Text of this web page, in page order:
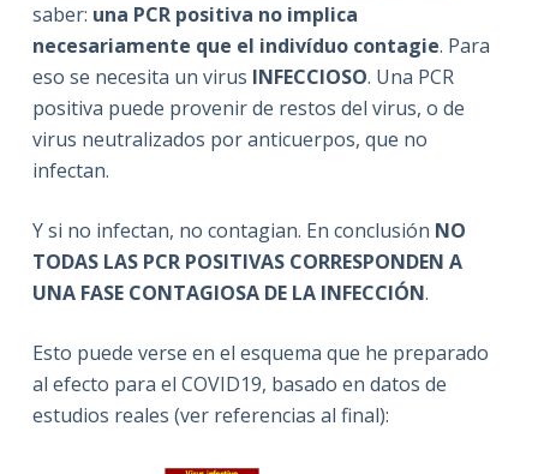
saber: una PCR positiva no implica
necesariamente que el indivíduo contagie. Para
eso se necesita un virus INFECCIOSO. Una PCR
positiva puede provenir de restos del virus, o de
virus neutralizados por anticuerpos, que no
infectan.
Y si no infectan, no contagian. En conclusión NO
TODAS LAS PCR POSITIVAS CORRESPONDEN A
UNA FASE CONTAGIOSA DE LA INFECCIÓN.
Esto puede verse en el esquema que he preparado
al efecto para el COVID19, basado en datos de
estudios reales (ver referencias al final):